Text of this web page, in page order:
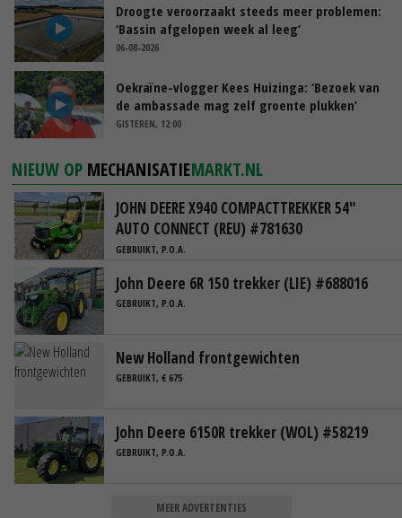
Droogte veroorzaakt steeds meer problemen:
‘Bassin afgelopen week al leeg’
06-08-2026
Oekraïne-vlogger Kees Huizinga: ‘Bezoek van
de ambassade mag zelf groente plukken’
GISTEREN, 12:00
NIEUW OP MECHANISATIEMARKT.NL
JOHN DEERE X940 COMPACTTREKKER 54"
AUTO CONNECT (REU) #781630
GEBRUIKT, P.O.A.
John Deere 6R 150 trekker (LIE) #688016
GEBRUIKT, P.O.A.
New Holland frontgewichten
GEBRUIKT, € 675
John Deere 6150R trekker (WOL) #58219
GEBRUIKT, P.O.A.
MEER ADVERTENTIES